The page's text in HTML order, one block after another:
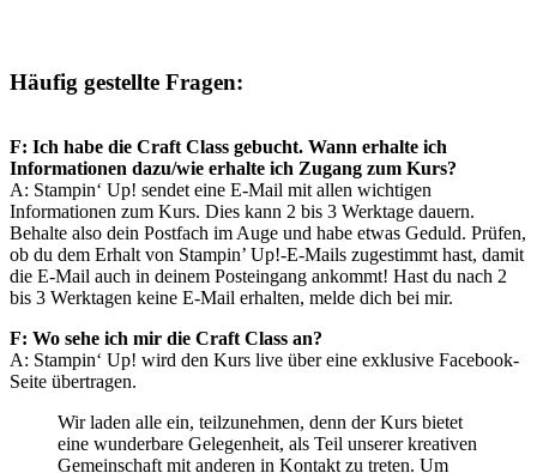
Häufig gestellte Fragen:
F: Ich habe die Craft Class gebucht. Wann erhalte ich
Informationen dazu/wie erhalte ich Zugang zum Kurs?
A: Stampin‘ Up! sendet eine E-Mail mit allen wichtigen
Informationen zum Kurs. Dies kann 2 bis 3 Werktage dauern.
Behalte also dein Postfach im Auge und habe etwas Geduld. Prüfen,
ob du dem Erhalt von Stampin’ Up!-E-Mails zugestimmt hast, damit
die E-Mail auch in deinem Posteingang ankommt! Hast du nach 2
bis 3 Werktagen keine E-Mail erhalten, melde dich bei mir.
F: Wo sehe ich mir die Craft Class an?
A: Stampin‘ Up! wird den Kurs live über eine exklusive Facebook-
Seite übertragen.
Wir laden alle ein, teilzunehmen, denn der Kurs bietet
eine wunderbare Gelegenheit, als Teil unserer kreativen
Gemeinschaft mit anderen in Kontakt zu treten. Um